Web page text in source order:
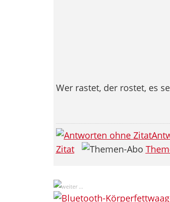
Wer rastet, der rostet, es
Zitat